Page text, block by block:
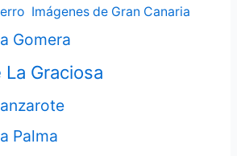
Imágenes de Gran Canaria
Gomera
Graciosa
Palma